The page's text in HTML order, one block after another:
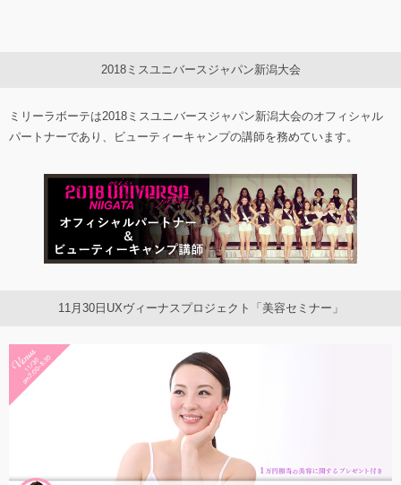
2018ミスユニバースジャパン新潟大会
ミリーラボーテは2018ミスユニバースジャパン新潟大会のオフィシャル
パートナーであり、ビューティーキャンプの講師を務めています。
11月30日UXヴィーナスプロジェクト「美容セミナー」